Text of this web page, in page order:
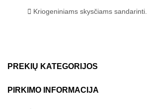
Kriogeniniams skysčiams sandarinti.
PREKIŲ KATEGORIJOS
PIRKIMO INFORMACIJA